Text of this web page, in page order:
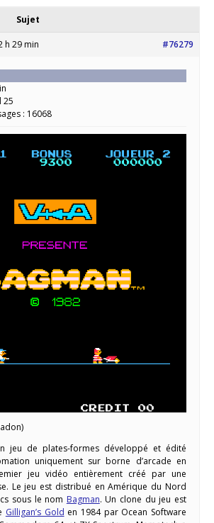
Sujet
h 29 min #76279
25
: 16068
jeu de plates-formes développé et édité
uniquement sur borne d’arcade en
jeu vidéo entièrement créé par une
Le jeu est distribué en Amérique du Nord
sous le nom Bagman. Un clone du jeu est
Gilligan’s Gold en 1984 par Ocean Software